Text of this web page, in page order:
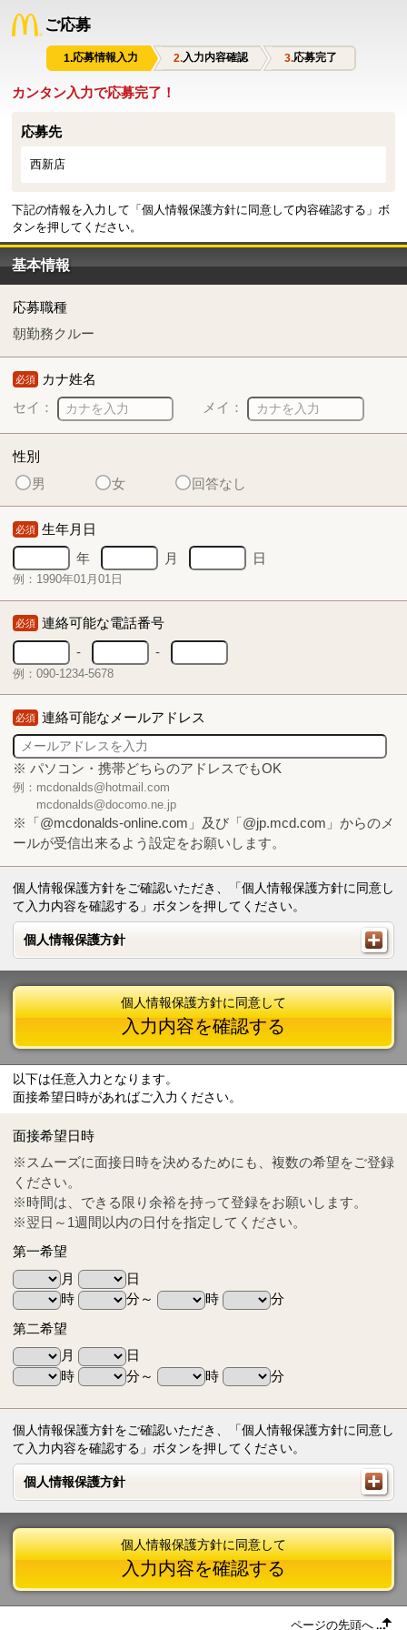
ご応募
応募情報入力 入力内容確認 応募完了
カンタン入力で応募完了！
応募先
西新店
下記の情報を入力して「個人情報保護方針に同意して内容確認する」ボ
タンを押してください。
基本情報
応募職種
朝勤務クルー
必須 カナ姓名
セイ：
メイ：
性別
男
女 回答なし
必須 生年月日
年
月 日
例：1990年01月01日
必須 連絡可能な電話番号
-
-
例：090-1234-5678
必須 連絡可能なメールアドレス
※ パソコン・携帯どちらのアドレスでもOK
例：mcdonalds@hotmail.com
mcdonalds@docomo.ne.jp
※「@mcdonalds-online.com」及び「@jp.mcd.com」からのメ
ールが受信出来るよう設定をお願いします。
個人情報保護方針をご確認いただき、「個人情報保護方針に同意し
て入力内容を確認する」ボタンを押してください。
個人情報保護方針
個人情報保護方針
Tel
0570-55-0314
個人情報保護方針に同意して
入力内容を確認する
以下は任意入力となります。
面接希望日時があればご入力ください。
面接希望日時
※スムーズに面接日時を決めるためにも、複数の希望をご登録
ください。
※時間は、できる限り余裕を持って登録をお願いします。
※翌日～1週間以内の日付を指定してください。
第一希望
月
日
時
分～ 時
分
第二希望
月
日
時
分～ 時 分
個人情報保護方針をご確認いただき、「個人情報保護方針に同意し
て入力内容を確認する」ボタンを押してください。
個人情報保護方針
個人情報保護方針
個人情報保護方針に同意して
入力内容を確認する
ページの先頭へ